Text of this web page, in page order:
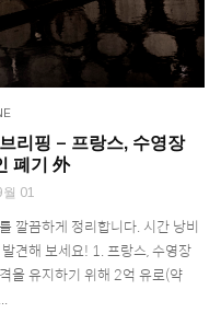
리핑 – 프랑스, 수영장
폐기 外
월 01
깔끔하게 정리합니다. 시간 낭비
견해 보세요! 1. 프랑스, 수영장
을 유지하기 위해 2억 유로(약